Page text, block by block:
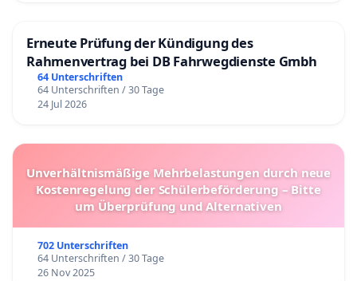
Erneute Prüfung der Kündigung des
Rahmenvertrag bei DB Fahrwegdienste Gmbh
64 Unterschriften
64 Unterschriften / 30 Tage
24 Jul 2026
Unverhältnismäßige Mehrbelastungen durch neue
Kostenregelung der Schülerbeförderung – Bitte
um Überprüfung und Alternativen
702 Unterschriften
64 Unterschriften / 30 Tage
26 Nov 2025